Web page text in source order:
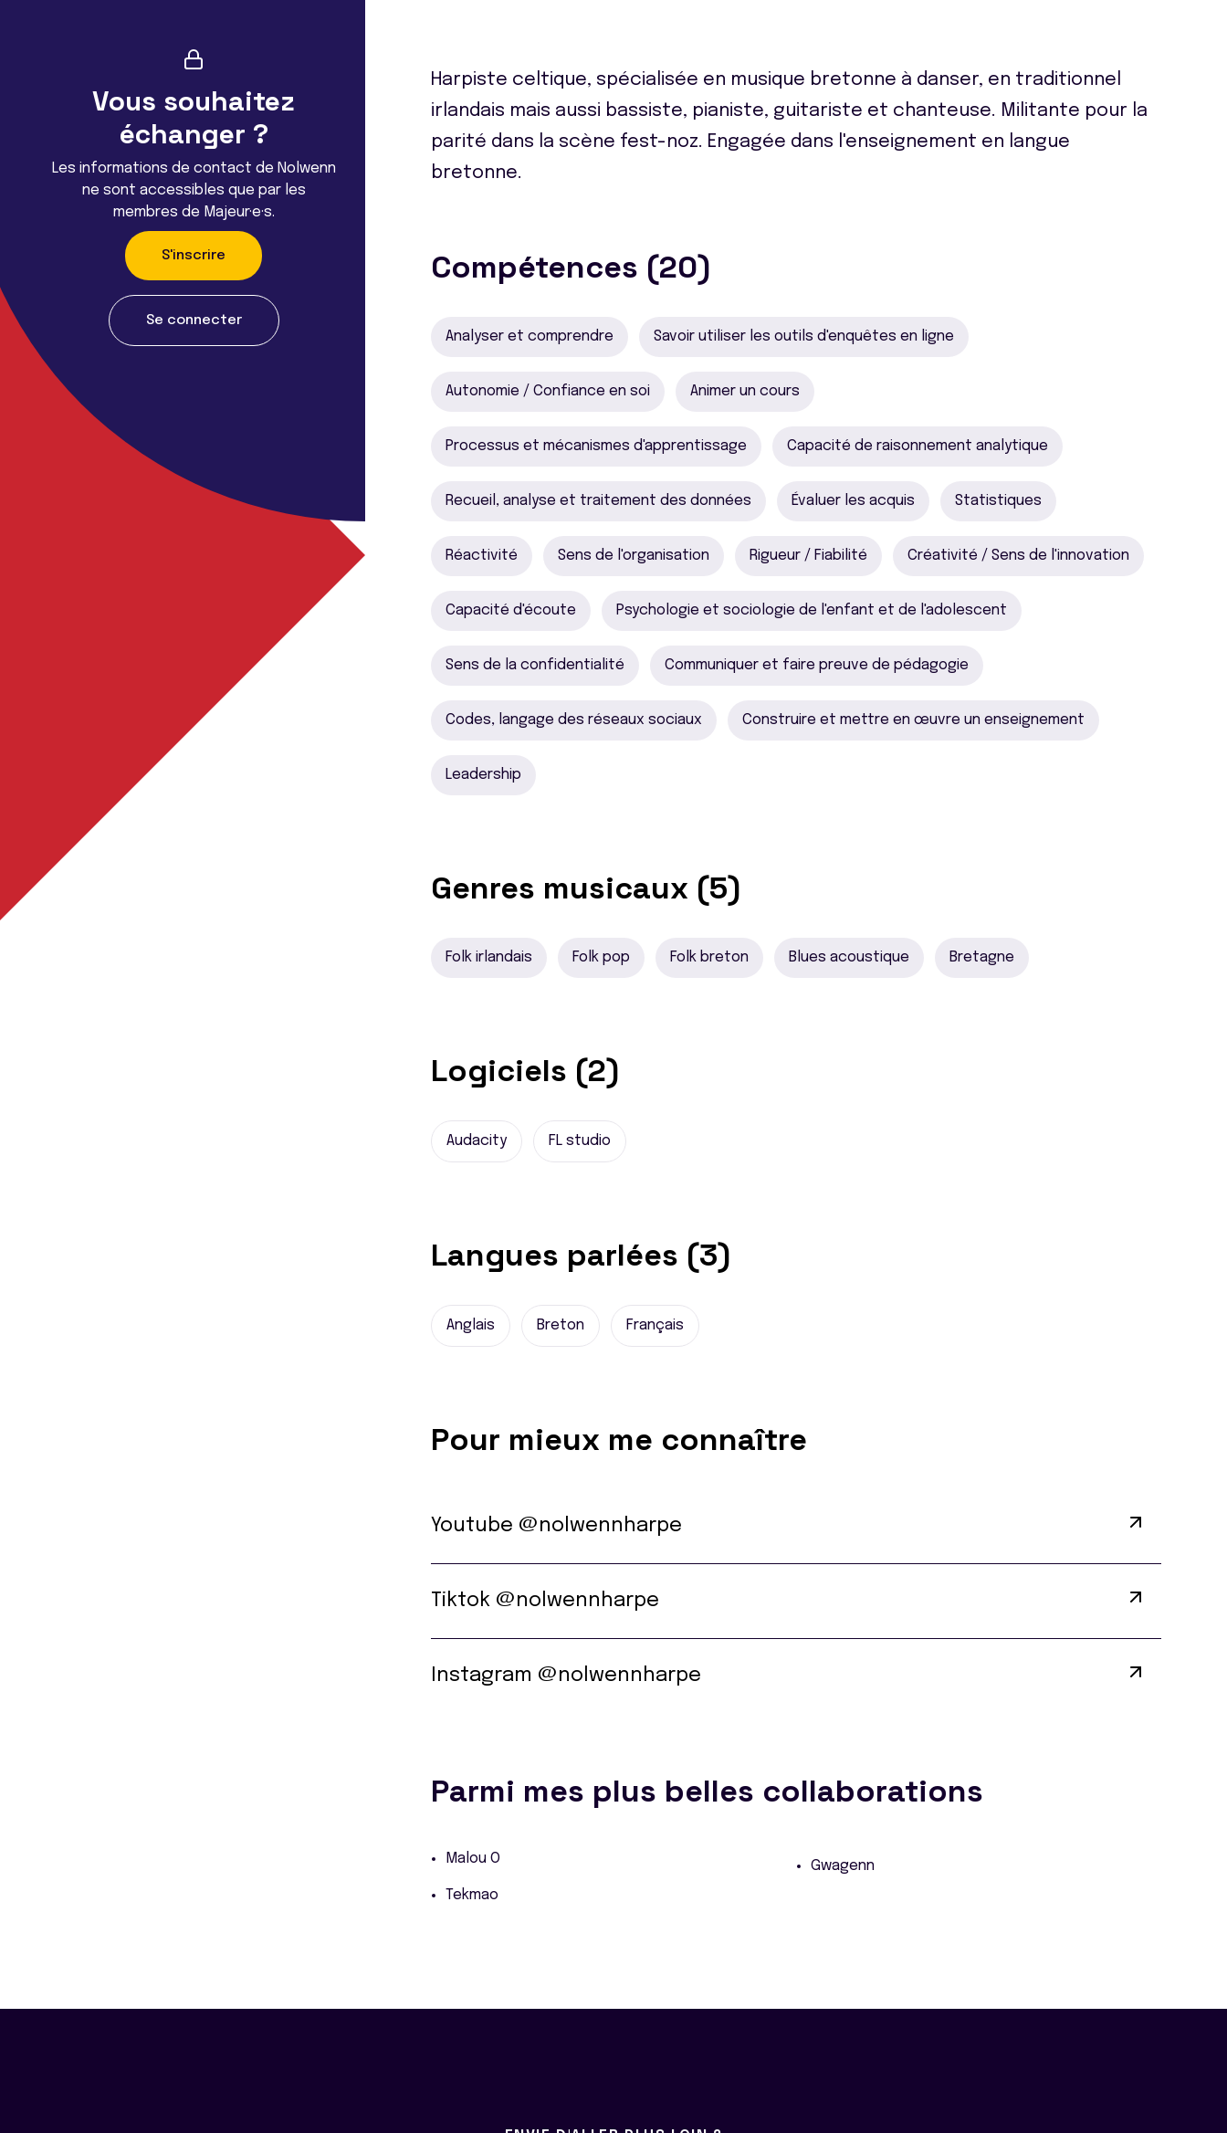
Vous souhaitez
échanger ?
Les informations de contact de Nolwenn
ne sont accessibles que par les
membres de Majeur·e·s.
S'inscrire
Se connecter
Harpiste celtique, spécialisée en musique bretonne à danser, en traditionnel
irlandais mais aussi bassiste, pianiste, guitariste et chanteuse. Militante pour la
parité dans la scène fest-noz. Engagée dans l'enseignement en langue
bretonne.
Compétences (20)
Analyser et comprendre Savoir utiliser les outils d'enquêtes en ligne
Autonomie / Confiance en soi Animer un cours
Processus et mécanismes d'apprentissage Capacité de raisonnement analytique
Recueil, analyse et traitement des données Évaluer les acquis Statistiques
Réactivité Sens de l'organisation Rigueur / Fiabilité Créativité / Sens de l'innovation
Capacité d'écoute Psychologie et sociologie de l'enfant et de l'adolescent
Sens de la confidentialité Communiquer et faire preuve de pédagogie
Codes, langage des réseaux sociaux Construire et mettre en œuvre un enseignement
Leadership
Genres musicaux (5)
Folk irlandais Folk pop Folk breton Blues acoustique Bretagne
Logiciels (2)
Audacity FL studio
Langues parlées (3)
Anglais Breton Français
Pour mieux me connaître
Youtube @nolwennharpe
Tiktok @nolwennharpe
Instagram @nolwennharpe
Parmi mes plus belles collaborations
Malou O
Tekmao
Gwagenn